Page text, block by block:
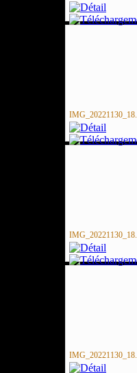
IMG_20221130_18...
IMG_20221130_18...
IMG_20221130_18...